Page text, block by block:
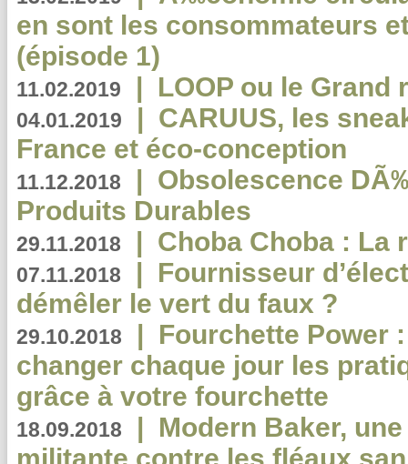
en sont les consommateurs
(épisode 1)
11.02.2019 | LOOP ou le Grand
04.01.2019 | CARUUS, les
France et éco-conception
11.12.2018 | Obsolescence
Produits Durables
29.11.2018 | Choba Choba : La
07.11.2018 | Fournisseur
démêler le vert du faux ?
29.10.2018 | Fourchette Power
changer chaque jour les
grâce à votre fourchette
18.09.2018 | Modern Baker,